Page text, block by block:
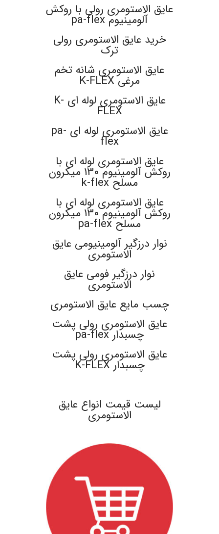
عایق الاستومری رولی با روکش
آلومینیوم pa-flex
خرید عایق الاستومری رولی
ترک
عایق الاستومری شانه تخم
مرغی K-FLEX
عایق الاستومری لوله ای K-
FLEX
عایق الاستومری لوله ای pa-
flex
عایق الاستومری لوله ای با
روکش آلومینیوم 130 میکرون
مسلح k-flex
عایق الاستومری لوله ای با
روکش آلومینیوم 130 میکرون
مسلح pa-flex
نوار درزگیر آلومینیومی عایق
الاستومری
نوار درزگیر فومی عایق
الاستومری
چسب مایع عایق الاستومری
عایق الاستومری رولی پشت
چسبدار pa-flex
عایق الاستومری رولی پشت
چسبدار K-FLEX
لیست قیمت انواع عایق
الاستومری